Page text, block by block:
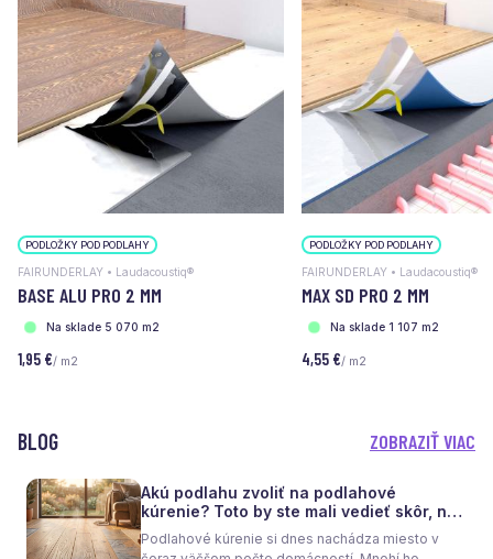
PODLOŽKY POD PODLAHY
FAIRUNDERLAY • Laudacoustiq®
BASE ALU PRO 2 MM
Na sklade 5 070 m2
1,95 €/ m2
PODLOŽKY POD PODLAHY
FAIRUNDERLAY • Laudacoustiq®
MAX SD PRO 2 MM
Na sklade 1 107 m2
4,55 €/ m2
BLOG ZOBRAZIŤ VIAC
Akú podlahu zvoliť na podlahové
kúrenie? Toto by ste mali vedieť skôr, než
sa rozhodnete
Podlahové kúrenie si dnes nachádza miesto v